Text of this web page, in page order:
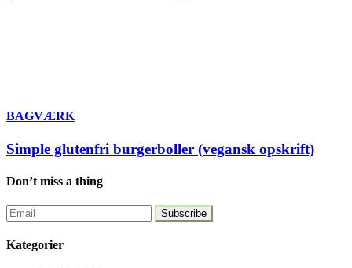
BAGVÆRK
Simple glutenfri burgerboller (vegansk opskrift)
Don’t miss a thing
Kategorier